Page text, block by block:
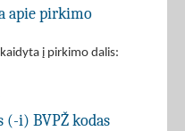
apie pirkimo
į pirkimo dalis:
(-i) BVPŽ kodas